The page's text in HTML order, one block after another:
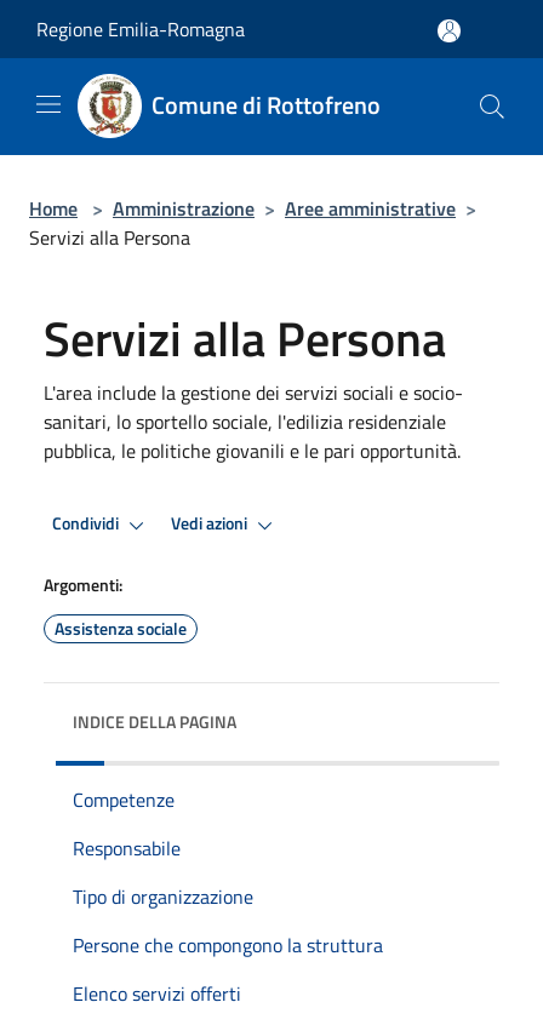
Regione Emilia-Romagna
Comune di Rottofreno
Home > Amministrazione > Aree amministrative >
Servizi alla Persona
Servizi alla Persona
L'area include la gestione dei servizi sociali e socio-
sanitari, lo sportello sociale, l'edilizia residenziale
pubblica, le politiche giovanili e le pari opportunità.
Condividi Vedi azioni
Argomenti:
Assistenza sociale
INDICE DELLA PAGINA
Competenze
Responsabile
Tipo di organizzazione
Persone che compongono la struttura
Elenco servizi offerti